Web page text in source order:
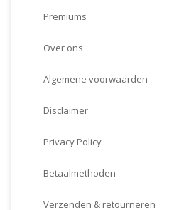
Premiums
Over ons
Algemene voorwaarden
Disclaimer
Privacy Policy
Betaalmethoden
Verzenden & retourneren